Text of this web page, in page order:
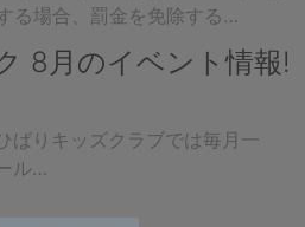
る場合、罰金を免除する…
8月のイベント情報!
ばりキッズクラブでは毎月一
ル…